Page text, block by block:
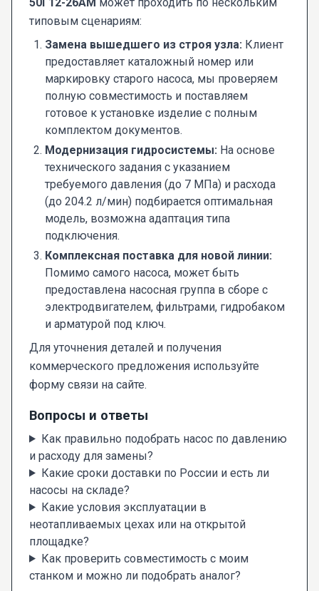
типовым сценариям:
Замена вышедшего из строя узла: Клиент
предоставляет каталожный номер или
маркировку старого насоса, мы проверяем
полную совместимость и поставляем
готовое к установке изделие с полным
комплектом документов.
Модернизация гидросистемы: На основе
технического задания с указанием
требуемого давления (до 7 МПа) и расхода
(до 204.2 л/мин) подбирается оптимальная
модель, возможна адаптация типа
подключения.
Комплексная поставка для новой линии:
Помимо самого насоса, может быть
предоставлена насосная группа в сборе с
электродвигателем, фильтрами, гидробаком
и арматурой под ключ.
Для уточнения деталей и получения
коммерческого предложения используйте
форму связи на сайте.
Вопросы и ответы
Как правильно подобрать насос по давлению
и расходу для замены?
Какие сроки доставки по России и есть ли
насосы на складе?
Какие условия эксплуатации в
неотапливаемых цехах или на открытой
площадке?
Как проверить совместимость с моим
станком и можно ли подобрать аналог?